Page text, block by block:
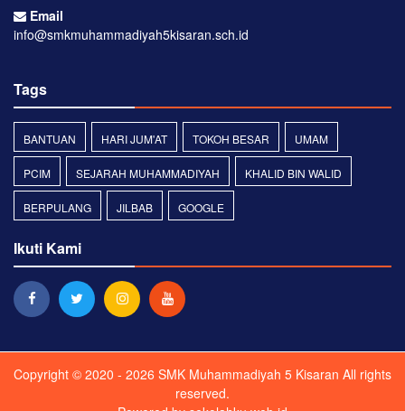
Email
info@smkmuhammadiyah5kisaran.sch.id
Tags
BANTUAN HARI JUM'AT TOKOH BESAR UMAM
PCIM SEJARAH MUHAMMADIYAH KHALID BIN WALID
BERPULANG JILBAB GOOGLE
Ikuti Kami
Copyright © 2020 - 2026 SMK Muhammadiyah 5 Kisaran All rights
reserved.